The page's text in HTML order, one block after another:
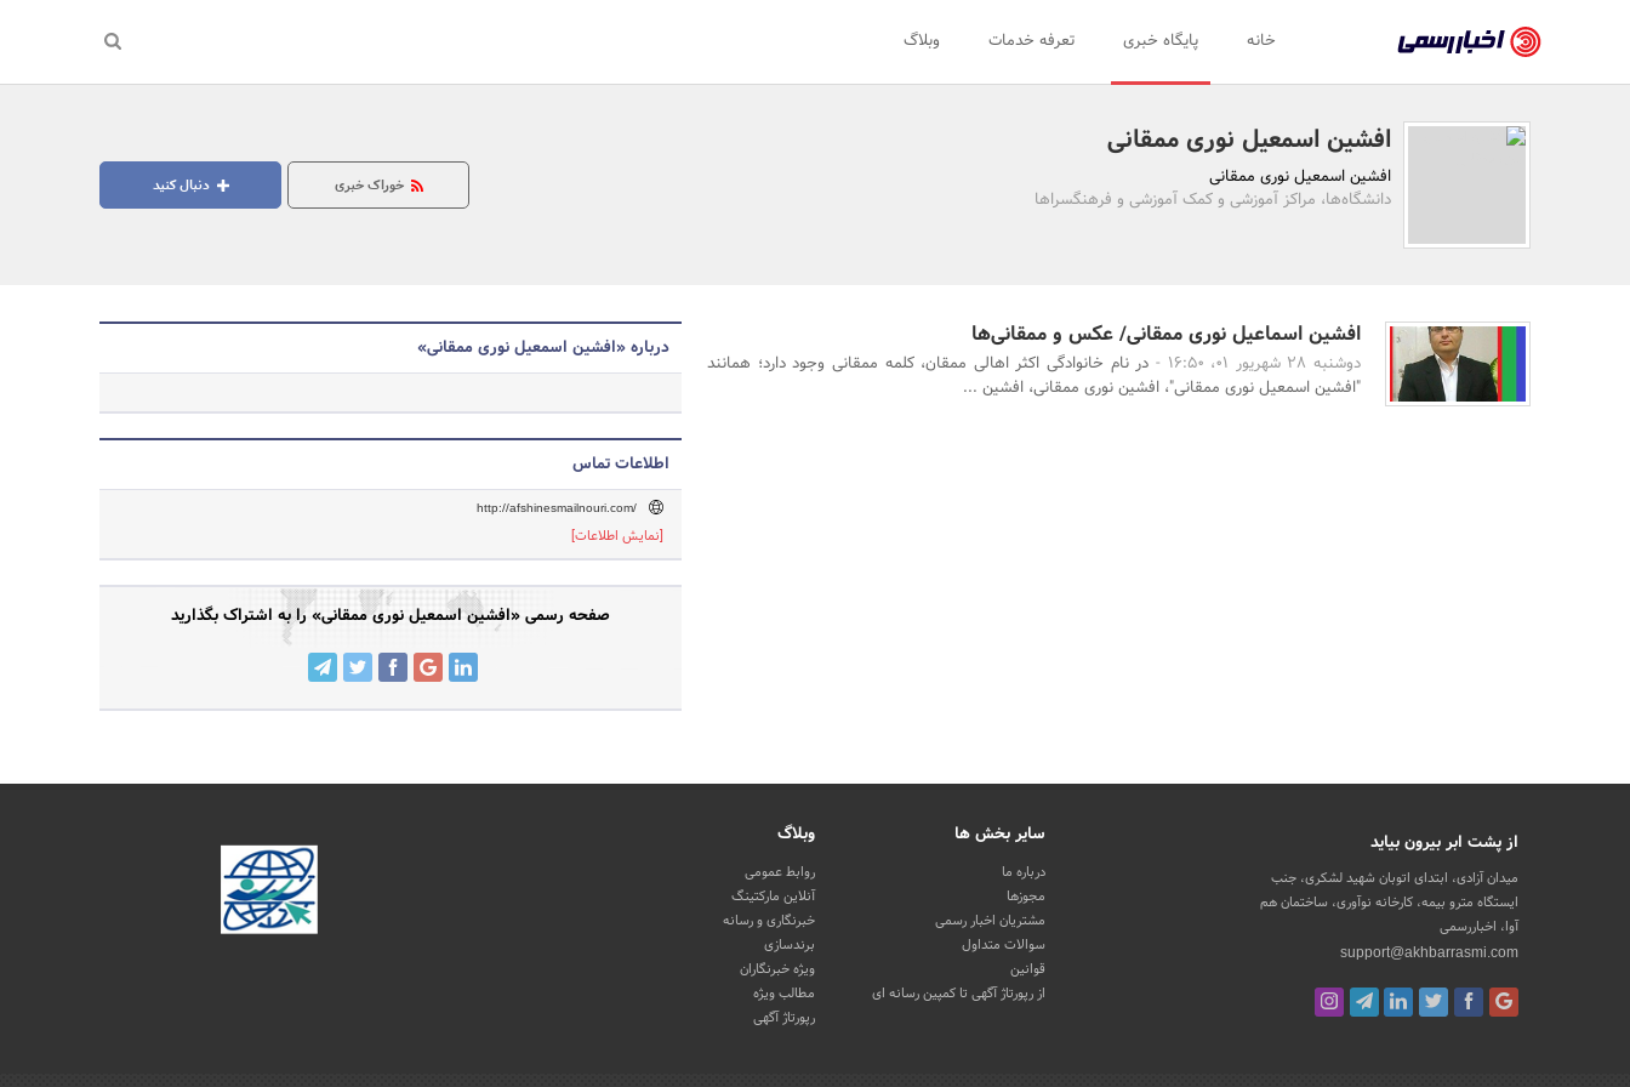
رسمی
-
اخبار
تایید
سازمان‌ها
و
روابط
خانه پایگاه خبری تعرفه خدمات وبلاگ
افشین اسمعیل نوری ممقانی
افشین اسمعیل نوری ممقانی
دانشگاه‌ها، مراکز آموزشی و کمک آموزشی و فرهنگسراها
دنبال کنید خوراک خبری
افشین اسماعیل نوری ممقانی/ عکس و ممقانی‌ها
دوشنبه 28 شهریور 01، 16:50 -
در نام خانوادگی اکثر اهالی ممقان، کلمه ممقانی وجود دارد؛ همانند
"افشین اسمعیل نوری ممقانی"، افشین نوری ممقانی، افشین ...
درباره «افشین اسمعیل نوری ممقانی»
اطلاعات تماس
http://afshinesmailnouri.com/
[نمایش اطلاعات]
صفحه رسمی «افشین اسمعیل نوری ممقانی» را به اشتراک بگذارید
از پشت ابر بیرون بیاید
میدان آزادی، ابتدای اتوبان شهید لشکری، جنب
ایستگاه مترو بیمه، کارخانه نوآوری، ساختمان هم
آوا، اخباررسمی
support@akhbarrasmi.com
سایر بخش ها
درباره ما
مجوزها
مشتریان اخبار رسمی
سوالات متداول
قوانین
از رپورتاژ آگهی تا کمپین رسانه ای
وبلاگ
روابط عمومی
آنلاین مارکتینگ
خبرنگاری و رسانه
برندسازی
ویژه خبرنگاران
مطالب ویژه
رپورتاژ آگهی